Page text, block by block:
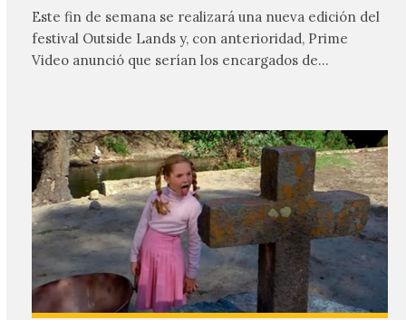
Este fin de semana se realizará una nueva edición del
festival Outside Lands y, con anterioridad, Prime
Video anunció que serían los encargados de